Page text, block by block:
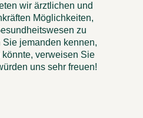
wir ärztlichen und
Möglichkeiten,
zu
jemanden kennen,
verweisen Sie
uns sehr freuen!